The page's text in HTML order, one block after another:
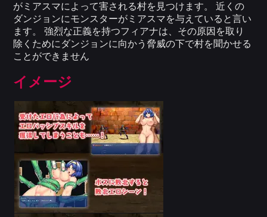
がミアスマによって害される村を見つけます。 近くの
ダンジョンにモンスターがミアスマを与えていると言い
ます。 強烈な正義を持つフィアナは、その原因を取り
除くためにダンジョンに向かう脅威の下で村を聞かせる
ことができません
イメージ